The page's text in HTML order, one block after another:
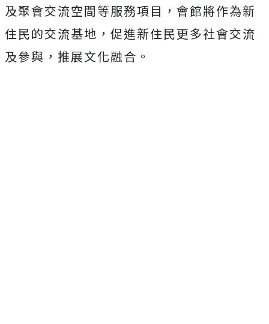
及聚會交流空間等服務項目，會館將作為新
住民的交流基地，促進新住民更多社會交流
及參與，推展文化融合。